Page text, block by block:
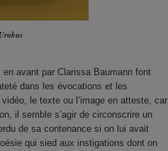
avant par Clarissa Baumann font
dans les évocations et les
le texte ou l’image en atteste, car
il semble s’agir de circonscrire un
de sa contenance si on lui avait
qui sied aux instigations dont on